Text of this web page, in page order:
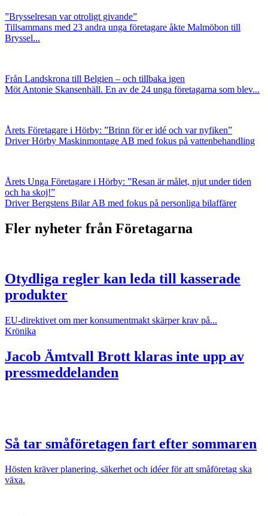
”Brysselresan var otroligt givande”
Tillsammans med 23 andra unga företagare åkte Malmöbon till
Bryssel...
Från Landskrona till Belgien – och tillbaka igen
Möt Antonie Skansenhäll. En av de 24 unga företagarna som blev...
Årets Företagare i Hörby: ”Brinn för er idé och var nyfiken”
Driver Hörby Maskinmontage AB med fokus på vattenbehandling
Årets Unga Företagare i Hörby: ”Resan är målet, njut under tiden
och ha skoj!”
Driver Bergstens Bilar AB med fokus på personliga bilaffärer
Fler nyheter från Företagarna
Otydliga regler kan leda till kasserade
produkter
EU-direktivet om mer konsumentmakt skärper krav på...
Krönika
Jacob Ämtvall Brott klaras inte upp av
pressmeddelanden
Så tar småföretagen fart efter sommaren
Hösten kräver planering, säkerhet och idéer för att småföretag ska
växa.